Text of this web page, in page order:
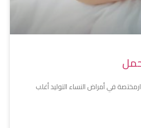
في أمراض النساء التوليد أغلب